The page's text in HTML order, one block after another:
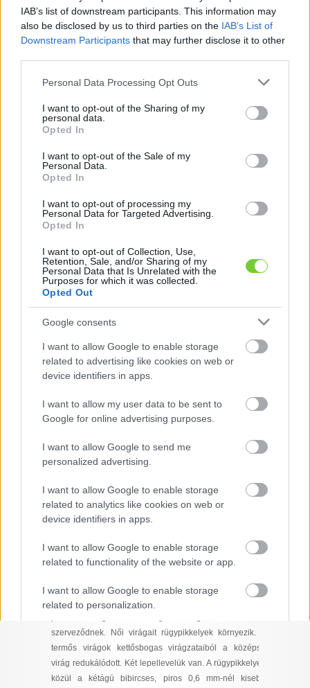
IAB’s list of downstream participants. This information may
also be disclosed by us to third parties on the IAB’s List of
Downstream Participants that may further disclose it to other
Please note that this website/app uses one or more Google
not limited to your visit or usage behaviour. You may click to
grant or deny consent to Google and its third-party tags to
use your data for below specified purposes in below Google
consent section.
Personal Data Processing Opt Outs
I want to opt-out of the Sharing of my
personal data.
Opted In
I want to opt-out of the Sale of my
Personal Data.
Opted In
I want to opt-out of processing my
Personal Data for Targeted Advertising.
Opted In
I want to opt-out of Collection, Use,
Retention, Sale, and/or Sharing of my
Personal Data that Is Unrelated with the
Purposes for which it was collected.
Opted Out
Google consents
I want to allow Google to enable storage
related to advertising like cookies on web or
device identifiers in apps.
I want to allow my user data to be sent to
Google for online advertising purposes.
I want to allow Google to send me
personalized advertising.
I want to allow Google to enable storage
related to analytics like cookies on web or
device identifiers in apps.
I want to allow Google to enable storage
related to functionality of the website or app.
I want to allow Google to enable storage
related to personalization.
I want to allow Google to enable storage
related to security, including authentication
functionality and fraud prevention, and other
user protection.
Felhasználónév
Jelszó
Elfelejtette jelszavát?
Bejelentkezés
faiskola.hu
Kertészeti, kerti termékek és szolgáltatások térképes
KERTÉSZ ÉS KERTÉSZET REGISZTRÁCIÓ
Közönséges mogyoró
(Corylus avellana)
Három–öt méter magasra növő, terebélyes, lombhullató
cserje. Kedvező körülmények között soktörzsű bokorfává
Kérge pirosas vagy fehéres szürke, sima, fényes, rajta
barna paraszemölcsök nőnek. Az egyéves vesszők
Könnyen sarjad: az újulatból hosszú, egyenes
„ostorbotok” nőnek.
szélű, 7–10 cm hosszú és 4–6 cm széles, visszás
tojásdad leveleinek válla szíves, a fonákukon és az erek
mentén lágy szőrök nőnek, a csúcsuk röviden
Öt–hat centiméter hosszú, sárgásbarna, összetett porzós
végén. A hím virágokban négy porzó nő, a portokok
sárgák. A porzós virágok lepellevelei hiányoznak. A
szerveződnek. Női virágait rügypikkelyek környezik. A
termős virágok kettősbogas virágzataiból a középső
virág redukálódott. Két lepellevelük van. A rügypikkelyek
közül a kétágú bibircses, piros 0,6 mm-nél kisebb